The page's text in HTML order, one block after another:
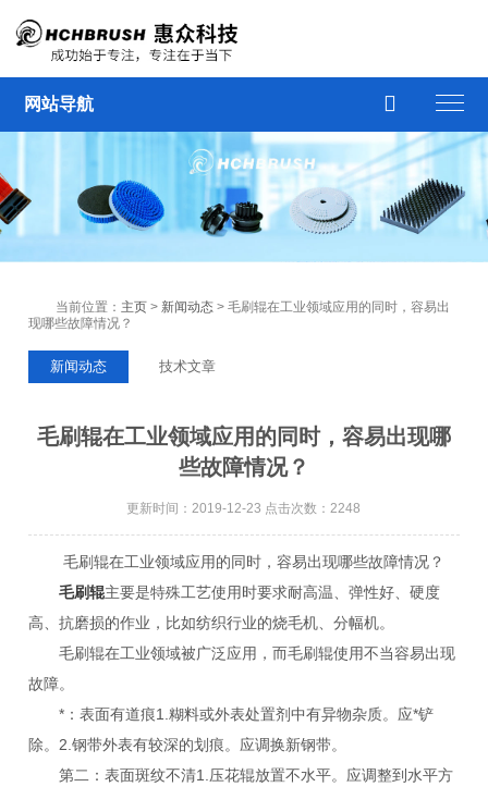
网站导航 
当前位置： 主页 > 新闻动态 > 毛刷辊在工业领域应用的同时，容易出
现哪些故障情况？
新闻动态 技术文章
毛刷辊在工业领域应用的同时，容易出现哪
些故障情况？
更新时间：2019-12-23 点击次数：2248
毛刷辊在工业领域应用的同时，容易出现哪些故障情况？
毛刷辊主要是特殊工艺使用时要求耐高温、弹性好、硬度
高、抗磨损的作业，比如纺织行业的烧毛机、分幅机。
毛刷辊在工业领域被广泛应用，而毛刷辊使用不当容易出现
故障。
*：表面有道痕1.糊料或外表处置剂中有异物杂质。应*铲
除。2.钢带外表有较深的划痕。应调换新钢带。
第二：表面斑纹不清1.压花辊放置不水平。应调整到水平方